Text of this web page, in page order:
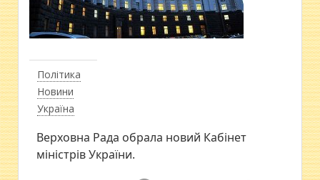
Політика
Новини
Україна
Верховна Рада обрала новий Кабінет
міністрів України.